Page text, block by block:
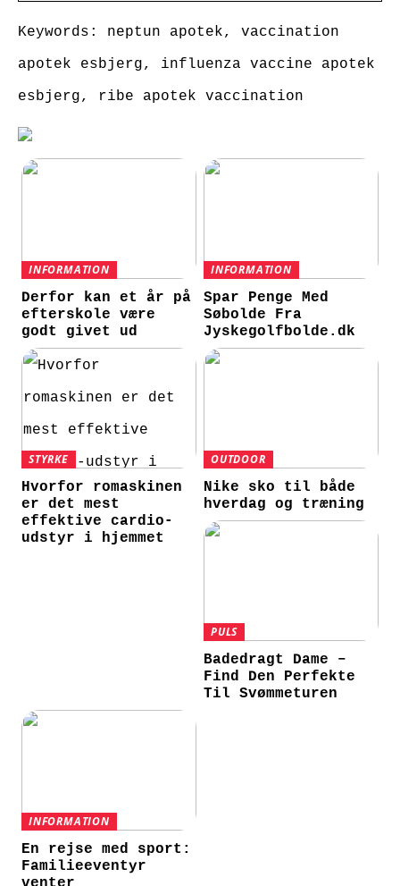
Keywords: neptun apotek, vaccination
apotek esbjerg, influenza vaccine apotek
esbjerg, ribe apotek vaccination
INFORMATION
Derfor kan et år på
efterskole være
godt givet ud
INFORMATION
Spar Penge Med
Søbolde Fra
Jyskegolfbolde.dk
STYRKE
Hvorfor romaskinen
er det mest
effektive cardio-
udstyr i hjemmet
OUTDOOR
Nike sko til både
hverdag og træning
PULS
Badedragt Dame –
Find Den Perfekte
Til Svømmeturen
INFORMATION
En rejse med sport:
Familieeventyr